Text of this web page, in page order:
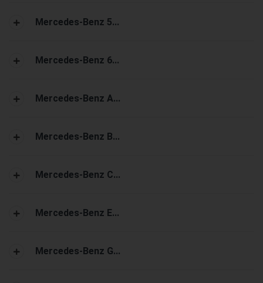
Mercedes-Benz 5...
Mercedes-Benz 6...
Mercedes-Benz A...
Mercedes-Benz B...
Mercedes-Benz C...
Mercedes-Benz E...
Mercedes-Benz G...